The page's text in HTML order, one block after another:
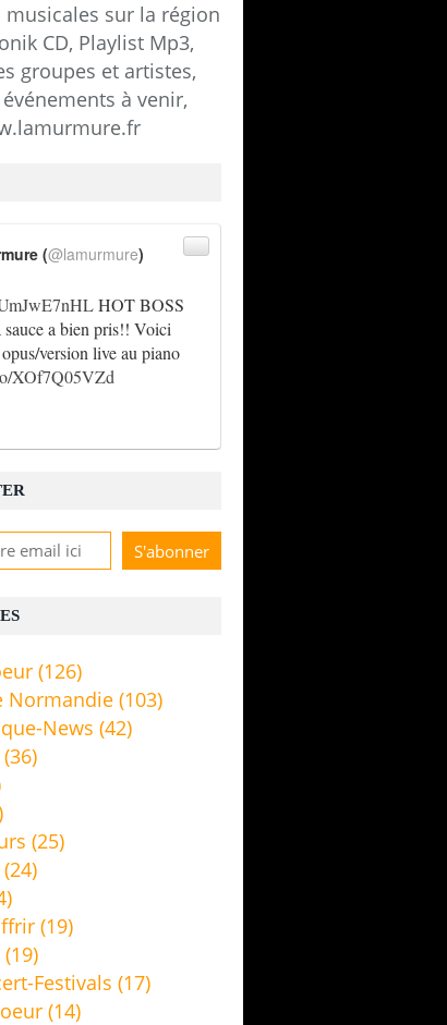
musicales sur la région
CD, Playlist Mp3,
groupes et artistes,
à venir,
HOT BOSS
a bien pris!! Voici
version live au piano
XOf7Q05VZd
(@lamurmure)
(126)
Normandie (103)
News (42)
(36)
(25)
(24)
(19)
(19)
Festivals (17)
(14)